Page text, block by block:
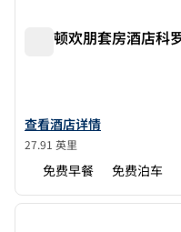
希尔顿欢朋套房酒店科
查看欢朋及希尔顿套房
查看酒店详情
27.91 英里
免费早餐 免费泊车
1/12
上一张图片